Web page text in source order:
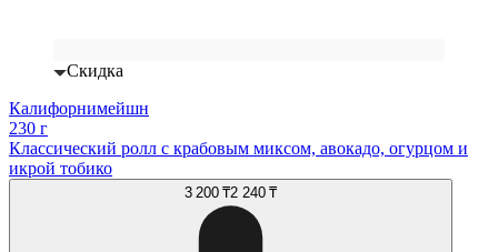
Скидка
Калифорнимейшн
230 г
Классический ролл с крабовым миксом, авокадо, огурцом и
икрой тобико
3 200 ₸2 240 ₸